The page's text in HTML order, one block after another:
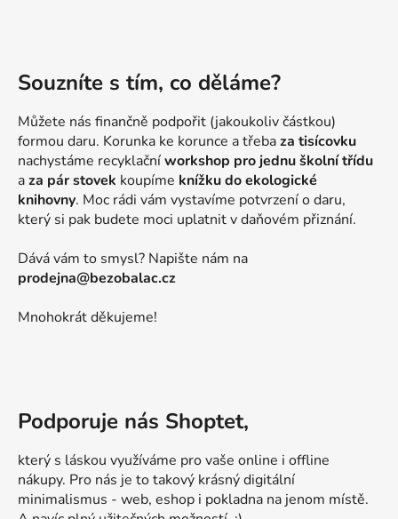
Souzníte s tím, co děláme?
Můžete nás finančně podpořit (jakoukoliv částkou)
formou daru. Korunka ke korunce a třebaza tisícovku
nachystáme recyklačníworkshop pro jednu školní třídu
aza pár stovek koupíme knížku do ekologické
knihovny. Moc rádi vám vystavíme potvrzení o daru,
který si pak budete moci uplatnit v daňovém přiznání.
Dává vám to smysl? Napište nám na
prodejna@bezobalac.cz
Mnohokrát děkujeme!
Podporuje nás Shoptet,
který s láskou využíváme pro vaše online i offline
nákupy. Pro nás je to takový krásný digitální
minimalismus - web, eshop i pokladna na jenom místě.